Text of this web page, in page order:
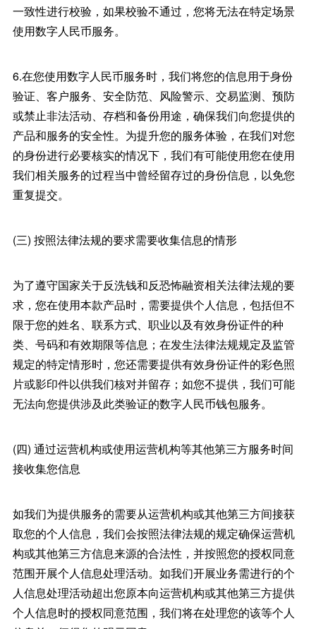
一致性进行校验，如果校验不通过，您将无法在特定场景
使用数字人民币服务。
6.在您使用数字人民币服务时，我们将您的信息用于身份
验证、客户服务、安全防范、风险警示、交易监测、预防
或禁止非法活动、存档和备份用途，确保我们向您提供的
产品和服务的安全性。为提升您的服务体验，在我们对您
的身份进行必要核实的情况下，我们有可能使用您在使用
我们相关服务的过程当中曾经留存过的身份信息，以免您
重复提交。
(三) 按照法律法规的要求需要收集信息的情形
为了遵守国家关于反洗钱和反恐怖融资相关法律法规的要
求，您在使用本款产品时，需要提供个人信息，包括但不
限于您的姓名、联系方式、职业以及有效身份证件的种
类、号码和有效期限等信息；在发生法律法规规定及监管
规定的特定情形时，您还需要提供有效身份证件的彩色照
片或影印件以供我们核对并留存；如您不提供，我们可能
无法向您提供涉及此类验证的数字人民币钱包服务。
(四) 通过运营机构或使用运营机构等其他第三方服务时间
接收集您信息
如我们为提供服务的需要从运营机构或其他第三方间接获
取您的个人信息，我们会按照法律法规的规定确保运营机
构或其他第三方信息来源的合法性，并按照您的授权同意
范围开展个人信息处理活动。如我们开展业务需进行的个
人信息处理活动超出您原本向运营机构或其他第三方提供
个人信息时的授权同意范围，我们将在处理您的该等个人